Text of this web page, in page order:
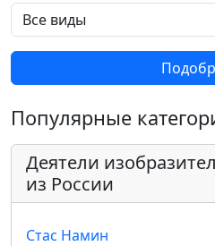
Популярные
Деятели
из России
Стас Намин